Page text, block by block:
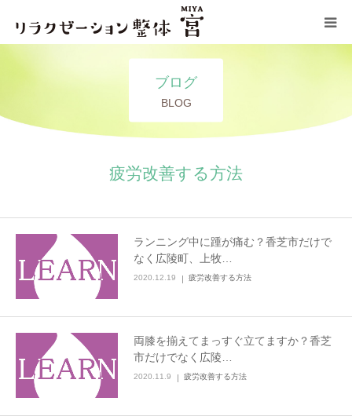
ブログ
BLOG
疲労改善する方法
ランニング中に踵が痛む？香芝市だけで
なく広陵町、上牧…
2020.12.19 疲労改善する方法
両膝を揃えてまっすぐ立てますか？香芝
市だけでなく広陵…
2020.11.9 疲労改善する方法
お問い合わせ